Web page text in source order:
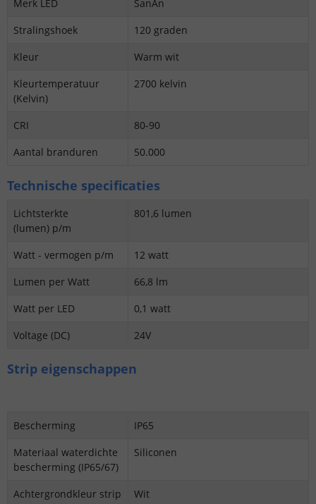
Merk LED
SanAn
Stralingshoek
120 graden
Kleur
Warm wit
Kleurtemperatuur
(Kelvin)
2700 kelvin
CRI
80-90
Aantal branduren
50.000
Technische specificaties
Lichtsterkte
(lumen) p/m
801,6 lumen
Watt - vermogen p/m
12 watt
Lumen per Watt
66,8 lm
Watt per LED
0,1 watt
Voltage (DC)
24V
Strip eigenschappen
Bescherming
IP65
Materiaal waterdichte
bescherming (IP65/67)
Siliconen
Achtergrondkleur strip
Wit